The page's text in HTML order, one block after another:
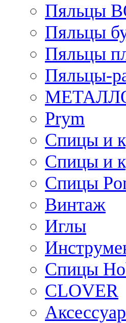
Пяльцы
Пяльцы
Пяльцы
Пяльцы-
Prym
Спицы и
Спицы и
Спицы
Винтаж
Иглы
Спицы
CLOVER